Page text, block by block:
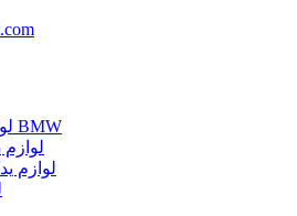
لوازم یدکی خودروهای BMW
لوازم